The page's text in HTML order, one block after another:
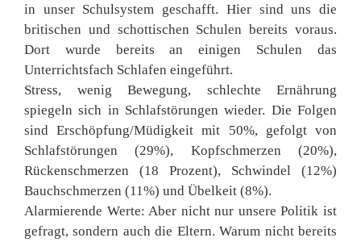
in unser Schulsystem geschafft. Hier sind uns die
britischen und schottischen Schulen bereits voraus.
Dort wurde bereits an einigen Schulen das
Unterrichtsfach Schlafen eingeführt.
Stress, wenig Bewegung, schlechte Ernährung
spiegeln sich in Schlafstörungen wieder. Die Folgen
sind Erschöpfung/Müdigkeit mit 50%, gefolgt von
Schlafstörungen (29%), Kopfschmerzen (20%),
Rückenschmerzen (18 Prozent), Schwindel (12%)
Bauchschmerzen (11%) und Übelkeit (8%).
Alarmierende Werte: Aber nicht nur unsere Politik ist
gefragt, sondern auch die Eltern. Warum nicht bereits